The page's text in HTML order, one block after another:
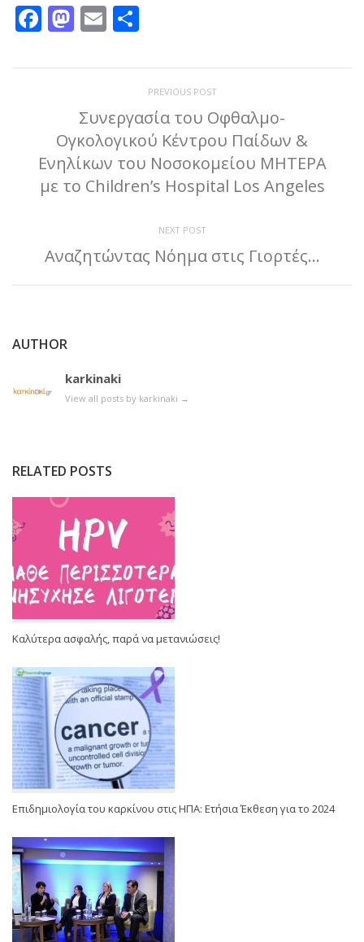
Facebook
Mastodon
Email
PREVIOUS POST
Συνεργασία του Οφθαλμο-
Ογκολογικού Κέντρου Παίδων &
Ενηλίκων του Νοσοκομείου ΜΗΤΕΡΑ
με το Children’s Hospital Los Angeles
NEXT POST
Αναζητώντας Νόημα στις Γιορτές…
AUTHOR
karkinaki
View all posts by karkinaki →
RELATED POSTS
Καλύτερα ασφαλής, παρά να μετανιώσεις!
Επιδημιολογία του καρκίνου στις ΗΠΑ: Ετήσια Έκθεση για το 2024